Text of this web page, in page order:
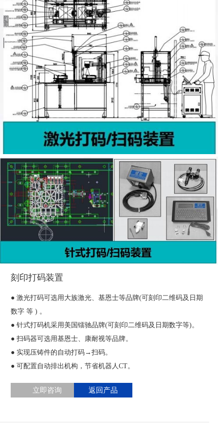
刻印打码装置
● 激光打码可选用大族激光、基恩士等品牌(可刻印二维码及日期
数字 等 ) 。
● 针式打码机采用美国镭驰品牌(可刻印二维码及日期数字等)。
● 扫码器可选用基恩士、康耐视等品牌。
● 实现压铸件的自动打码→扫码。
● 可配置自动排出机构，节省机器人CT。
立即咨询 返回产品